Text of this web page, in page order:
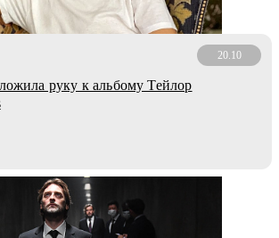
20.10
руку к альбому Тейлор